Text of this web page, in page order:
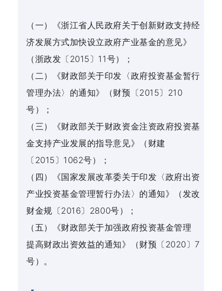
（一）《浙江省人民政府关于创新财政支持经
济发展方式加快设立政府产业基金的意见》
（浙政发〔2015〕11号）；
（二）《财政部关于印发〈政府投资基金暂行
管理办法〉的通知》（财预〔2015〕210
号）；
（三）《财政部关于财政资金注资政府投资基
金支持产业发展的指导意见》（财建
〔2015〕1062号）；
（四）《国家发展改革委关于印发〈政府出资
产业投资基金管理暂行办法〉的通知》（发改
财金规〔2016〕2800号）；
（五）《财政部关于加强政府投资基金管理
提高财政出资效益的通知》（财预〔2020〕7
号）。